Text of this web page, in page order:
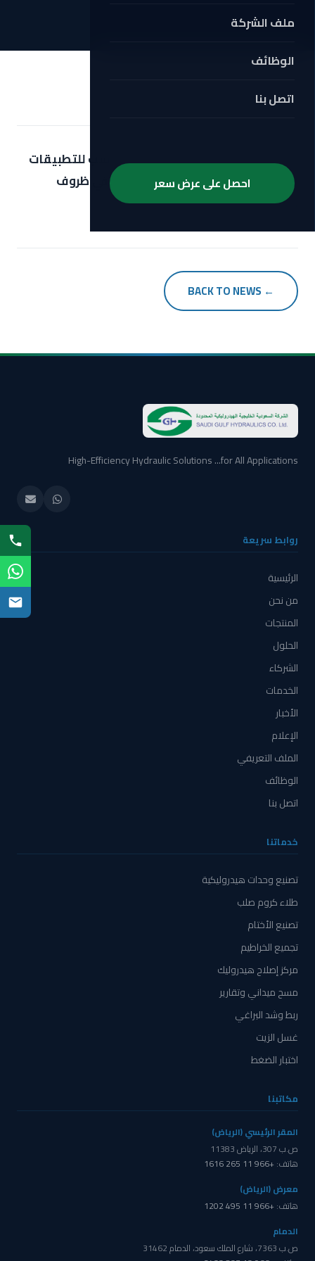
ملف الشركة
الوظائف
اتصل بنا
احصل على عرض سعر
أبريل 18, 2026
محرك هيدروليكي عالي الكفاءة مناسب للتطبيقات
التي تتطلب عزماً ثابتاً وأداءً موثوقاً في ظروف
التشغيل الصعبة.
← BACK TO NEWS
High-Efficiency Hydraulic Solutions ...for All Applications
روابط سريعة
الرئيسية
من نحن
المنتجات
الحلول
الشركاء
الخدمات
الأخبار
الإعلام
الملف التعريفي
الوظائف
اتصل بنا
خدماتنا
تصنيع وحدات هيدروليكية
طلاء كروم صلب
تصنيع الأختام
تجميع الخراطيم
مركز إصلاح هيدروليك
مسح ميداني وتقارير
ربط وشد البراغي
غسل الزيت
اختبار الضغط
مكاتبنا
المقر الرئيسي (الرياض)
ص.ب 307، الرياض 11383
هاتف:+966 11 265 1616
معرض (الرياض)
هاتف:+966 11 495 1202
الدمام
ص.ب 7363، شارع الملك سعود، الدمام 31462